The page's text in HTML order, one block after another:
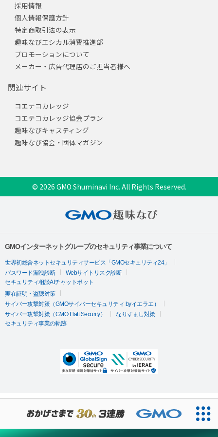
採用情報
個人情報保護方針
特定商取引法の表示
趣味なびエシカル消費推進部
プロモーションについて
メーカー・広告代理店のご担当者様へ
関連サイト
コエテコカレッジ
コエテコカレッジ協会プラン
趣味なびキャスティング
趣味なび協会・団体マガジン
© 2026 GMO Shuminavi Inc. All Rights Reserved.